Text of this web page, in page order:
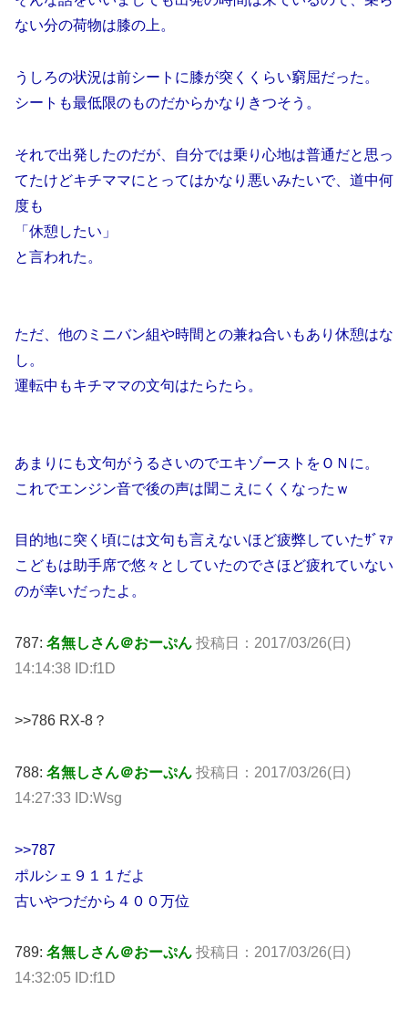
ない分の荷物は膝の上。
うしろの状況は前シートに膝が突くくらい窮屈だった。
シートも最低限のものだからかなりきつそう。
それで出発したのだが、自分では乗り心地は普通だと思っ
てたけどキチママにとってはかなり悪いみたいで、道中何
度も
「休憩したい」
と言われた。
ただ、他のミニバン組や時間との兼ね合いもあり休憩はな
し。
運転中もキチママの文句はたらたら。
あまりにも文句がうるさいのでエキゾーストをＯＮに。
これでエンジン音で後の声は聞こえにくくなったｗ
目的地に突く頃には文句も言えないほど疲弊していたｻﾞﾏｧ
こどもは助手席で悠々としていたのでさほど疲れていない
のが幸いだったよ。
787: 名無しさん＠おーぷん 投稿日： 2017/03/26(日)
14:14:38 ID:f1D
>>786 RX-8？
788: 名無しさん＠おーぷん 投稿日： 2017/03/26(日)
14:27:33 ID:Wsg
>>787
ポルシェ９１１だよ
古いやつだから４００万位
789: 名無しさん＠おーぷん 投稿日： 2017/03/26(日)
14:32:05 ID:f1D